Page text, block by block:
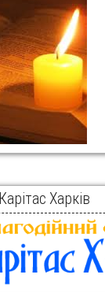
Карітас Харків